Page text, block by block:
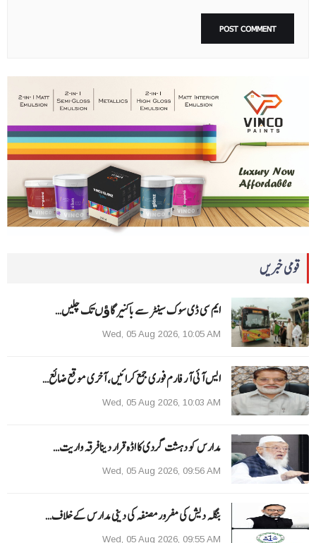
قومی خبریں
ایم سی ڈی سوک سینٹر سے باکنیر گاﺅں تک چلیں…
Wed, 05 Aug 2026, 10:05 AM
ایس آئی آر فارم فوری جمع کرائیں، آخری موقع ضائع…
Wed, 05 Aug 2026, 10:03 AM
مدارس کو دہشت گردی کا اڈہ قرار دینا فرقہ واریت…
Wed, 05 Aug 2026, 09:56 AM
بنگلہ دیش کی مفرور مصنفہ کی دینی مدارس کے خلاف…
Wed, 05 Aug 2026, 09:55 AM